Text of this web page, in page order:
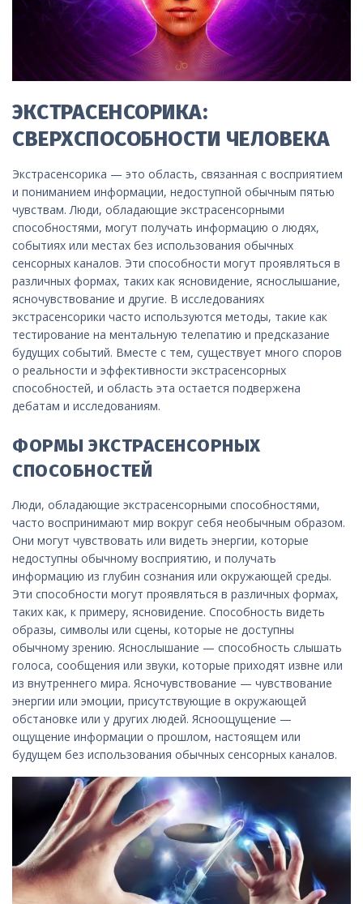
ЭКСТРАСЕНСОРИКА:
СВЕРХСПОСОБНОСТИ ЧЕЛОВЕКА
Экстрасенсорика — это область, связанная с восприятием
и пониманием информации, недоступной обычным пятью
чувствам. Люди, обладающие экстрасенсорными
способностями, могут получать информацию о людях,
событиях или местах без использования обычных
сенсорных каналов. Эти способности могут проявляться в
различных формах, таких как ясновидение, яснослышание,
ясночувствование и другие. В исследованиях
экстрасенсорики часто используются методы, такие как
тестирование на ментальную телепатию и предсказание
будущих событий. Вместе с тем, существует много споров
о реальности и эффективности экстрасенсорных
способностей, и область эта остается подвержена
дебатам и исследованиям.
ФОРМЫ ЭКСТРАСЕНСОРНЫХ
СПОСОБНОСТЕЙ
Люди, обладающие экстрасенсорными способностями,
часто воспринимают мир вокруг себя необычным образом.
Они могут чувствовать или видеть энергии, которые
недоступны обычному восприятию, и получать
информацию из глубин сознания или окружающей среды.
Эти способности могут проявляться в различных формах,
таких как, к примеру, ясновидение. Способность видеть
образы, символы или сцены, которые не доступны
обычному зрению. Яснослышание — способность слышать
голоса, сообщения или звуки, которые приходят извне или
из внутреннего мира. Ясночувствование — чувствование
энергии или эмоции, присутствующие в окружающей
обстановке или у других людей. Ясноощущение —
ощущение информации о прошлом, настоящем или
будущем без использования обычных сенсорных каналов.